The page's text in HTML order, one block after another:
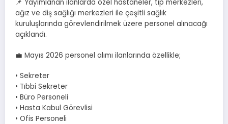
📌 Yayımlanan ilanlarda özel hastaneler, tıp merkezleri,
ağız ve diş sağlığı merkezleri ile çeşitli sağlık
kuruluşlarında görevlendirilmek üzere personel alınacağı
açıklandı.
💼 Mayıs 2026 personel alımı ilanlarında özellikle;
• Sekreter
• Tıbbi Sekreter
• Büro Personeli
• Hasta Kabul Görevlisi
• Ofis Personeli